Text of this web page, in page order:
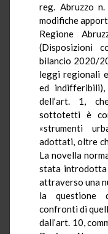
reg. Abruzzo
modifiche
Regione
(Disposizioni
bilancio 2020/
leggi regionali
ed
dell’art. 1,
sottotetti è
«strumenti
adottati, oltre
La novella
stata introdotta
attraverso una
la questione
confronti di
dall’art. 10,